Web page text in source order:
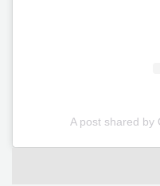
A post shared by